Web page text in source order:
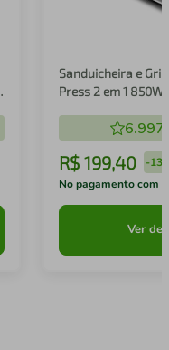
Sanduicheira e
Press 2 em 1 850W
6.997
R$ 199,40 -
No pagamento com
Ver